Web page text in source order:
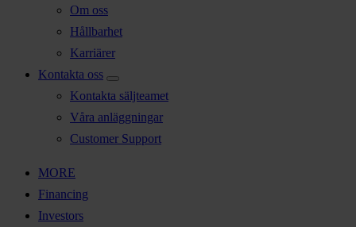
Om oss
Hållbarhet
Karriärer
Kontakta oss
Kontakta säljteamet
Våra anläggningar
Customer Support
MORE
Financing
Investors